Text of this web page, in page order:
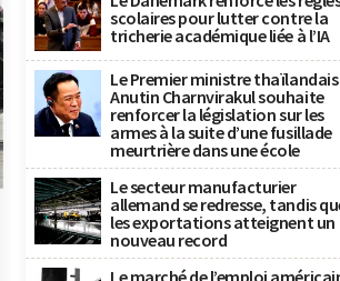
scolaires pour lutter contre la
tricherie académique liée à l’IA
Le Premier ministre thaïlandais
Anutin Charnvirakul souhaite
renforcer la législation sur les
armes à la suite d’une fusillade
meurtrière dans une école
Le secteur manufacturier
allemand se redresse, tandis
les exportations atteignent un
nouveau record
Le marché de l’emploi